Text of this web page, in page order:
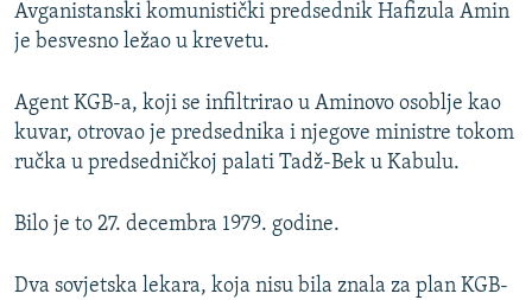
NASTANAK I RASPAD JUGOSLAVIJE
Avganistanski komunistički predsednik Hafizula Amin
je besvesno ležao u krevetu.
Agent KGB-a, koji se infiltrirao u Aminovo osoblje kao
kuvar, otrovao je predsednika i njegove ministre tokom
ručka u predsedničkoj palati Tadž-Bek u Kabulu.
Bilo je to 27. decembra 1979. godine.
Dva sovjetska lekara, koja nisu bila znala za plan KGB-